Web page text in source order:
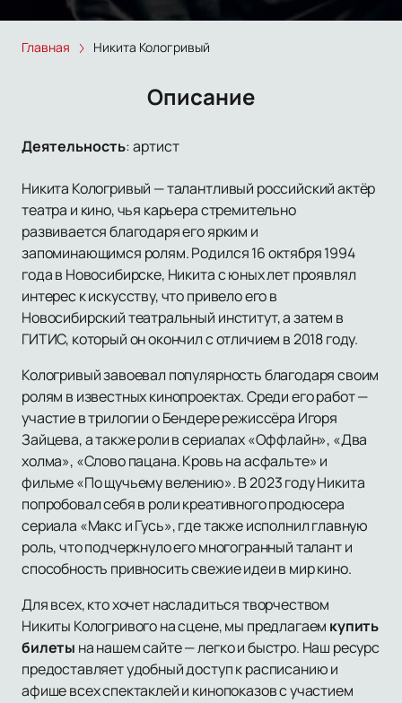
Главная Никита Кологривый
Описание
Деятельность:артист
Никита Кологривый — талантливый российский актёр
театра и кино, чья карьера стремительно
развивается благодаря его ярким и
запоминающимся ролям. Родился 16 октября 1994
года в Новосибирске, Никита с юных лет проявлял
интерес к искусству, что привело его в
Новосибирский театральный институт, а затем в
ГИТИС, который он окончил с отличием в 2018 году.
Кологривый завоевал популярность благодаря своим
ролям в известных кинопроектах. Среди его работ —
участие в трилогии о Бендере режиссёра Игоря
Зайцева, а также роли в сериалах «Оффлайн», «Два
холма», «Слово пацана. Кровь на асфальте» и
фильме «По щучьему велению». В 2023 году Никита
попробовал себя в роли креативного продюсера
сериала «Макс и Гусь», где также исполнил главную
роль, что подчеркнуло его многогранный талант и
способность привносить свежие идеи в мир кино.
Для всех, кто хочет насладиться творчеством
Никиты Кологривого на сцене, мы предлагаем купить
билеты на нашем сайте — легко и быстро. Наш ресурс
предоставляет удобный доступ к расписанию и
афише всех спектаклей и кинопоказов с участием